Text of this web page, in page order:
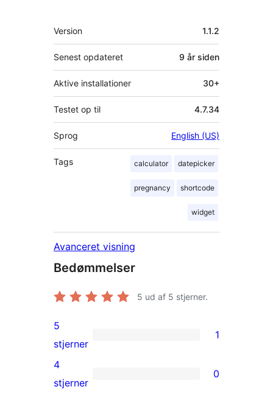
Meta
Version 1.1.2
Senest opdateret 9 år siden
Aktive installationer 30+
Testet op til 4.7.34
Sprog English (US)
Tags calculator datepicker
pregnancy shortcode
widget
Avanceret visning
Bedømmelser
5 ud af 5 stjerner.
1
5-
stjernet
5
stjerner
1
0
4
stjerner
0